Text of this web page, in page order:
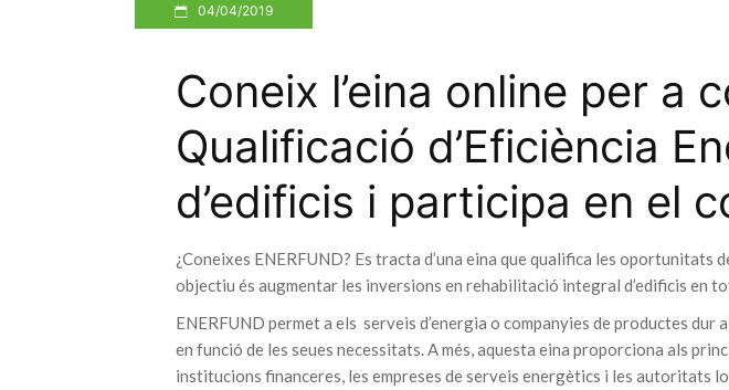
04/04/2019
Coneix l’eina online per a
Qualificació d’Eficiència
d’edificis i participa en el
¿Coneixes ENERFUND? Es tracta d’una eina que qualifica les oportunitats
objectiu és augmentar les inversions en rehabilitació integral d’edificis en
ENERFUND permet a els serveis d’energia o companyies de productes dur
en funció de les seues necessitats. A més, aquesta eina proporciona als
institucions financeres, les empreses de serveis energètics i les autoritats